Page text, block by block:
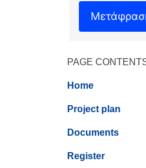
PAGE
Home
Project plan
Documents
Register